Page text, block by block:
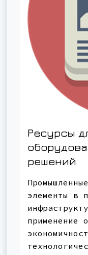
Ресурсы
решений
элементы в
применение